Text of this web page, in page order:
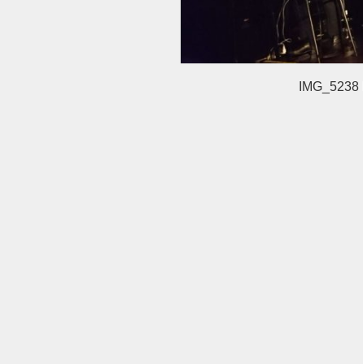
IMG_5238